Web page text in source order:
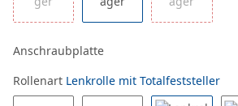
Anschraubplatte
Rollenart Lenkrolle mit Totalfeststeller